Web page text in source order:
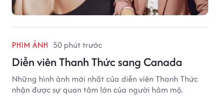
PHIM ẢNH 50 phút trước
Diễn viên Thanh Thức sang Canada
Những hình ảnh mới nhất của diễn viên Thanh Thức
nhận được sự quan tâm lớn của người hâm mộ.